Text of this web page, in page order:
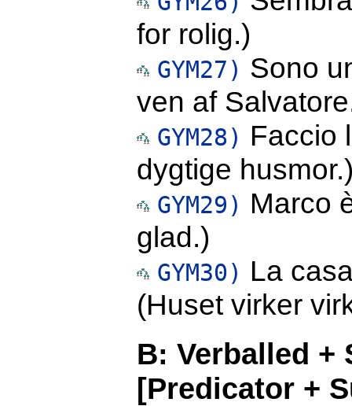
for rolig.)
GYM27) Sono
ven af
GYM28) Faccio
dygtige
GYM29) Marco
glad.)
GYM30) La
(Huset virker
B: Verballed +
[Predicator +